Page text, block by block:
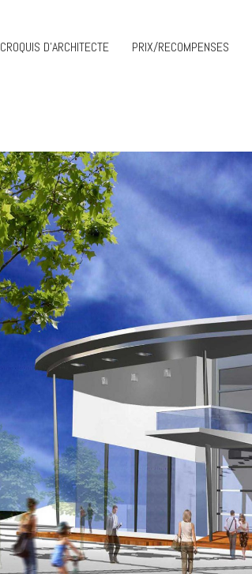
CROQUIS D’ARCHITECTE PRIX/RECOMPENSES